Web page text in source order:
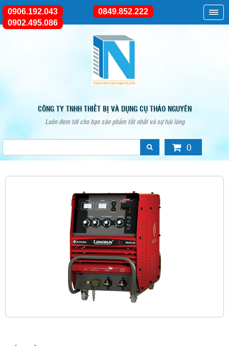
CÔNG TY TNHH THIẾT BỊ VÀ DỤNG CỤ THẢO NGUYÊN
Luôn đem tới cho bạn sản phẩm tốt nhất và sự hài lòng
0906.192.043
0849.852.222
0902.495.086
0